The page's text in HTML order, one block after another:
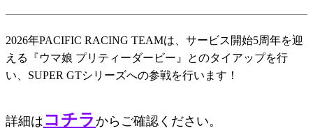
2026年PACIFIC RACING TEAMは、サービス開始5周年を迎
える『ウマ娘 プリティーダービー』とのタイアップを行
い、SUPER GTシリーズへの参戦を行います！
詳細は コチラ からご確認ください。